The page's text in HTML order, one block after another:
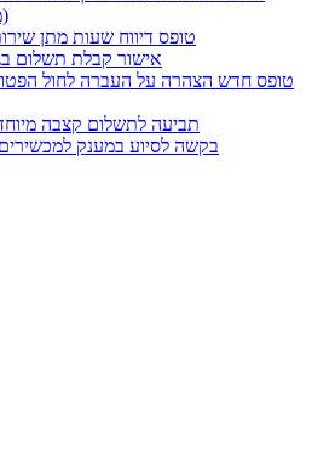
2356 – טופס דיווח שעות מתן
2357 – אישור קבלת
266 – תביעה לתשלום קצבה
267 – בקשה לסיוע במענק